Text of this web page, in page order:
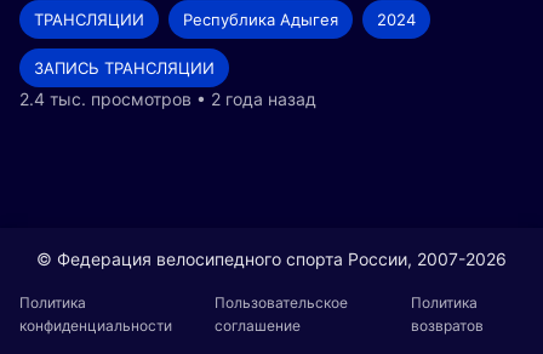
ТРАНСЛЯЦИИ Республика Адыгея 2024
ЗАПИСЬ ТРАНСЛЯЦИИ
2.4 тыс. просмотров • 2 года назад
© Федерация велосипедного спорта России, 2007-2026
Политика
конфиденциальности
Пользовательское
соглашение
Политика
возвратов